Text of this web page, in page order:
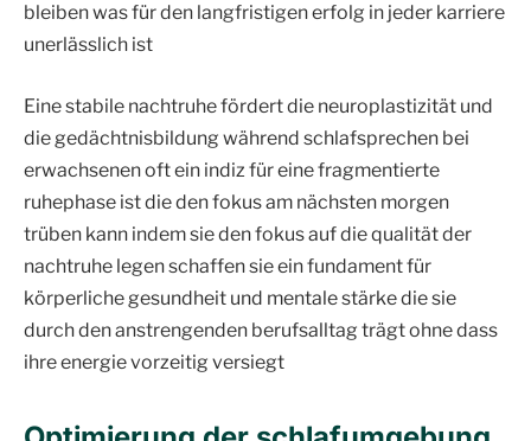
bleiben was für den langfristigen erfolg in jeder karriere
unerlässlich ist
Eine stabile nachtruhe fördert die neuroplastizität und
die gedächtnisbildung während schlafsprechen bei
erwachsenen oft ein indiz für eine fragmentierte
ruhephase ist die den fokus am nächsten morgen
trüben kann indem sie den fokus auf die qualität der
nachtruhe legen schaffen sie ein fundament für
körperliche gesundheit und mentale stärke die sie
durch den anstrengenden berufsalltag trägt ohne dass
ihre energie vorzeitig versiegt